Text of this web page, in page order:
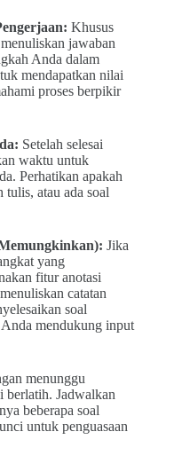
Khusus
jawaban
Anda dalam
mendapatkan nilai
proses berpikir
Setelah selesai
waktu untuk
Perhatikan apakah
tulis, atau ada soal
Jika
yang
fitur anotasi
catatan
soal
mendukung input
menunggu
berlatih. Jadwalkan
beberapa soal
untuk penguasaan